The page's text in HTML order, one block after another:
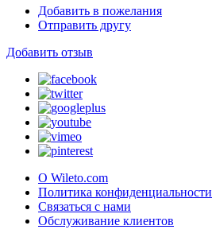
Добавить в пожелания
Отправить другу
Добавить отзыв
О Wileto.com
Политика конфиденциальности
Связаться с нами
Обслуживание клиентов